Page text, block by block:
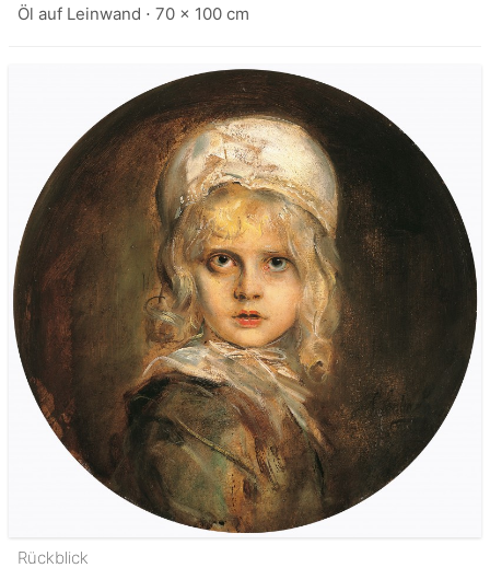
Öl auf Leinwand ⋅ 70 x 100 cm
Rückblick